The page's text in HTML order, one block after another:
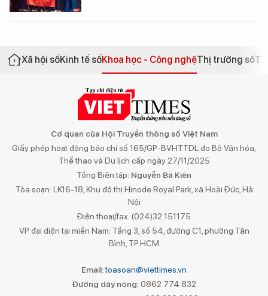
Xã hội sốKinh tế sốKhoa học - Công nghệThị trường số
Cơ quan của Hội Truyền thông số Việt Nam
Giấy phép hoạt động báo chí số 165/GP-BVHTTDL do Bộ Văn hóa,
Thể thao và Du lịch cấp ngày 27/11/2025
Tổng Biên tập: Nguyễn Bá Kiên
Tòa soạn: LK16-18, Khu đô thị Hinode Royal Park, xã Hoài Đức, Hà
Nội
Điện thoại/fax: (024)32 151175
VP đại diện tại miền Nam: Tầng 3, số 54, đường C1, phường Tân
Bình, TP.HCM
Email:toasoan@viettimes.vn
Đường dây nóng: 0862 774 832